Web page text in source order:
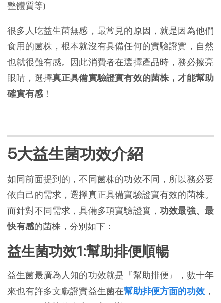
整體質等)
很多人吃益生菌無感，最常見的原因，就是因為他們
食用的菌株，根本就沒有具備任何的實驗證實，自然
也就很難有感。因此消費者在選擇產品時，務必擦亮
眼睛，選擇真正具備實驗證實有效的菌株，才能幫助
確實有感 ！
5大益生菌功效介紹
如同前面提到的，不同菌株的功效不同，所以務必要
依自己的需求，選擇真正具備實驗證實有效的菌株。
而針對不同需求，具備多項實驗證實，功效最強、最
快有感的菌株，分別如下：
益生菌功效1:幫助排便順暢
益生菌最廣為人知的功效就是『幫助排便』，數十年
來也有許多文獻證實益生菌在幫助排便方面的功效 ，